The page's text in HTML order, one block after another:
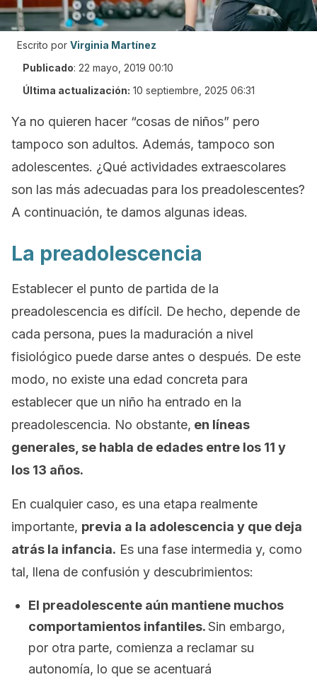
Escrito por Virginia Martínez
Publicado: 22 mayo, 2019 00:10
Última actualización: 10 septiembre, 2025 06:31
Ya no quieren hacer “cosas de niños” pero
tampoco son adultos. Además, tampoco son
adolescentes. ¿Qué actividades extraescolares
son las más adecuadas para los preadolescentes?
A continuación, te damos algunas ideas.
La preadolescencia
Establecer el punto de partida de la
preadolescencia es difícil. De hecho, depende de
cada persona, pues la maduración a nivel
fisiológico puede darse antes o después. De este
modo, no existe una edad concreta para
establecer que un niño ha entrado en la
preadolescencia. No obstante, en líneas
generales, se habla de edades entre los 11 y
los 13 años.
En cualquier caso, es una etapa realmente
importante, previa a la adolescencia y que deja
atrás la infancia. Es una fase intermedia y, como
tal, llena de confusión y descubrimientos:
El preadolescente aún mantiene muchos
comportamientos infantiles.Sin embargo,
por otra parte, comienza a reclamar su
autonomía, lo que se acentuará